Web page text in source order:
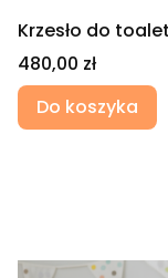
Krzesło do
Cena
480,00 zł
Do koszyka